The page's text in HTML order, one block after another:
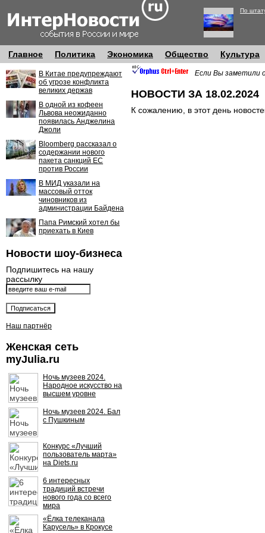
По
Главное Политика Экономика Общество Культура
В Китае предупреждают
об угрозе конфликта
великих держав
В одной из кофеен
Львова неожиданно
появилась Анджелина
Джоли
Bloomberg рассказал о
содержании нового
пакета санкций ЕС
против России
В МИД указали на
массовый отток
чиновников из
администрации Байдена
Папа Римский хотел бы
приехать в Киев
Новости шоу-бизнеса
Подпишитесь на нашу
рассылку
Наш партнёр
Женская сеть
myJulia.ru
Ночь музеев 2024.
Народное искусство на
высшем уровне
Ночь музеев 2024. Бал
с Пушкиным
Конкурс «Лучший
пользователь марта»
на Diets.ru
6 интересных
традиций встречи
нового года со всего
мира
«Ёлка телеканала
Карусель» в Крокусе
Если Вы заметили
НОВОСТИ ЗА 18.02.2024
К сожалению, в этот день